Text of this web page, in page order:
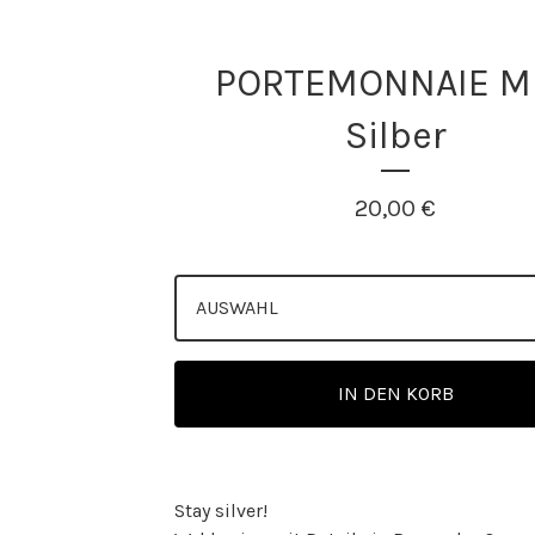
PORTEMONNAIE
Silber
20,00 €
IN DEN KORB
Stay silver!